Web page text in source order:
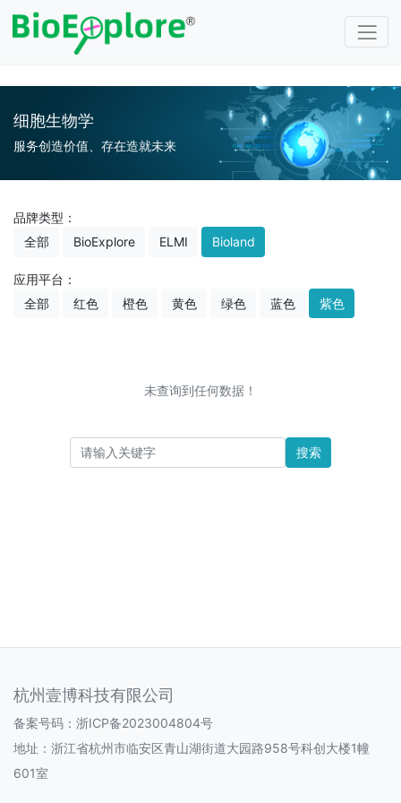
注册/登录
细胞生物学
服务创造价值、存在造就未来
品牌类型：
全部
BioExplore ELMI Bioland
应用平台：
全部
红色 橙色 黄色 绿色 蓝色 紫色
未查询到任何数据！
搜索
杭州壹博科技有限公司
备案号码： 浙ICP备2023004804号
地址：浙江省杭州市临安区青山湖街道大园路958号科创大楼1幢
601室